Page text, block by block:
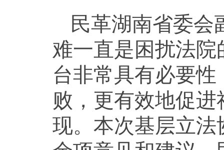
民革湖南省委会
难一直是困扰法
台非常具有必要
败，更有效地促
现。本次基层立